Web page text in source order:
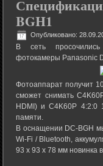
BGH1
Опубликовано:
В сеть просочились
фотокамеры Panasonic
Фотоаппарат получит
сможет снимать
HDMI) и C4K60P 4:2:0 10-бит H.265 / HEVC) с записью на карту
памяти.
В оснащении DC-BGH
Wi-Fi / Bluetooth,
93 x 93 x 78 мм новинка